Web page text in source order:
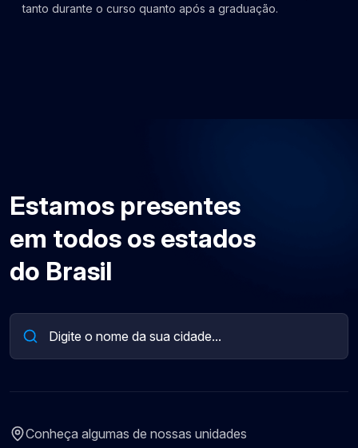
tanto durante o curso quanto após a graduação.
Estamos presentes
em todos os estados
do Brasil
Conheça algumas de nossas unidades